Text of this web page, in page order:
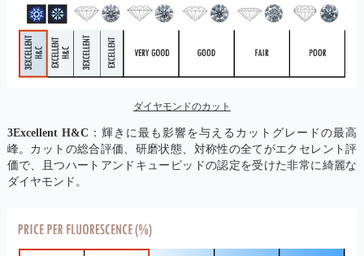
ダイヤモンドのカット
3Excellent H&C ：輝きに最も影響を与えるカットグレードの最高
峰。カットの総合評価、研磨状態、対称性の全てがエクセレント評
価で、且つハートアンドキューピッドの認定を受けた非常に綺麗な
ダイヤモンド。